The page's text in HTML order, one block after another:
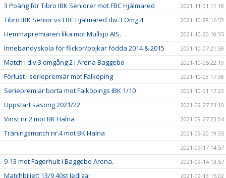
3 Poäng för Tibro IBK Seniorer mot FBC Hjälmared 2021-11-01 11:18
Tibro IBK Senior vs FBC Hjälmared div.3 Omg.4 2021-10-28 16:53
Hemmapremiären lika mot Mullsjö AIS. 2021-10-20 10:35
Innebandyskola för flickor/pojkar födda 2014 & 2015 2021-10-07 21:59
Match i div.3 omgång 2 i Arena Baggebo 2021-10-05 22:19
Förlust i seriepremiär mot Falköping 2021-10-03 17:38
Seriepremiär borta mot Falköpings IBK 1/10 2021-10-01 17:22
Uppstart säsong 2021/22 2021-09-27 23:10
Vinst nr 2 mot BK Halna 2021-09-27 23:04
Träningsmatch nr.4 mot BK Halna
2021-09-20 19:35
2021-09-17 14:57
9-13 mot Fagerhult i Baggebo Arena. 2021-09-14 13:57
Matchbiljett 13/9 40st lediga! 2021-09-13 15:02